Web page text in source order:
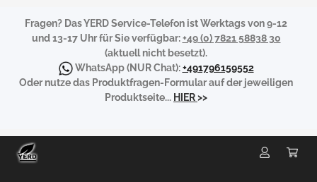
Fragen? Das YERD Service-Telefon ist Werktags von 9-12
und 13-17 Uhr für Sie verfügbar:+49 (0) 7821 58838 30
(aktuell nicht besetzt).
WhatsApp(NUR Chat):+491796159552
Oder nutze das Produktfragen-Formular auf der jeweiligen
Produktseite... HIER>>